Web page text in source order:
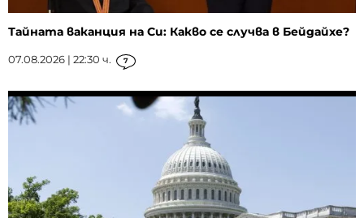
Тайната ваканция на Си: Какво се случва в Бейдайхе?
07.08.2026 | 22:30 ч. 7